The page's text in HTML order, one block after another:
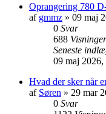
Oprangering 780
af gmmz » 09 maj
0 Svar
688 Visninger
Seneste
09 maj 2026,
Hvad der sker når
af Søren » 29 mar
0 Svar